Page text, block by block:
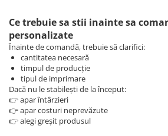
Ce trebuie sa stii inainte sa
personalizate
Înainte de comandă, trebuie să clarifici:
cantitatea necesară
timpul de producție
tipul de imprimare
Dacă nu le stabilești de la început:
👉 apar întârzieri
👉 apar costuri neprevăzute
👉 alegi greșit produsul